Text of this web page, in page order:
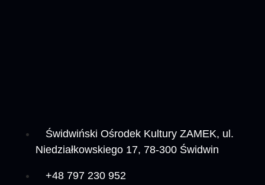
Świdwiński Ośrodek Kultury ZAMEK, ul.
Niedziałkowskiego 17, 78-300 Świdwin
+48 797 230 952